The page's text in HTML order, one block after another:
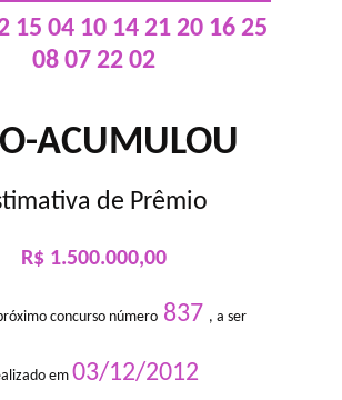
15 04 10 14 21 20 16 25
08 07 22 02
ACUMULOU
de Prêmio
R$ 1.500.000,00
concurso número837 , a ser
em 03/12/2012